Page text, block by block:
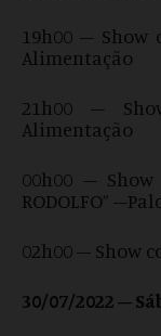
19h00 –
Alimentação
21h00 –
Alimentação
00h00 – Show
RODOLFO”
02h00 – Show
30/07/2022 –